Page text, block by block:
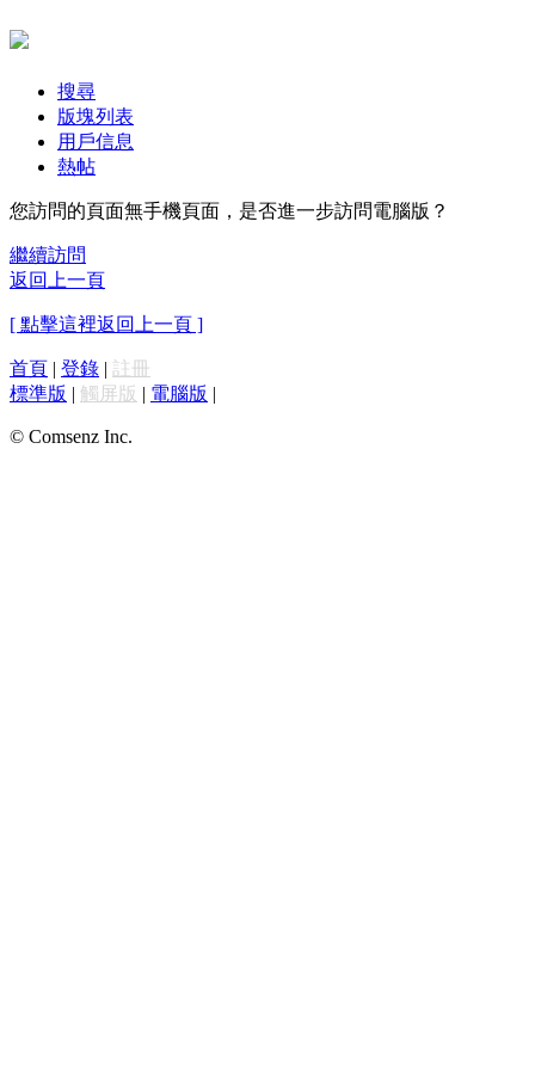
搜尋
版塊列表
用戶信息
熱帖
您訪問的頁面無手機頁面，是否進一步訪問電腦版？
繼續訪問
返回上一頁
[ 點擊這裡返回上一頁 ]
首頁 | 登錄 | 註冊
標準版 | 觸屏版 | 電腦版 |
© Comsenz Inc.